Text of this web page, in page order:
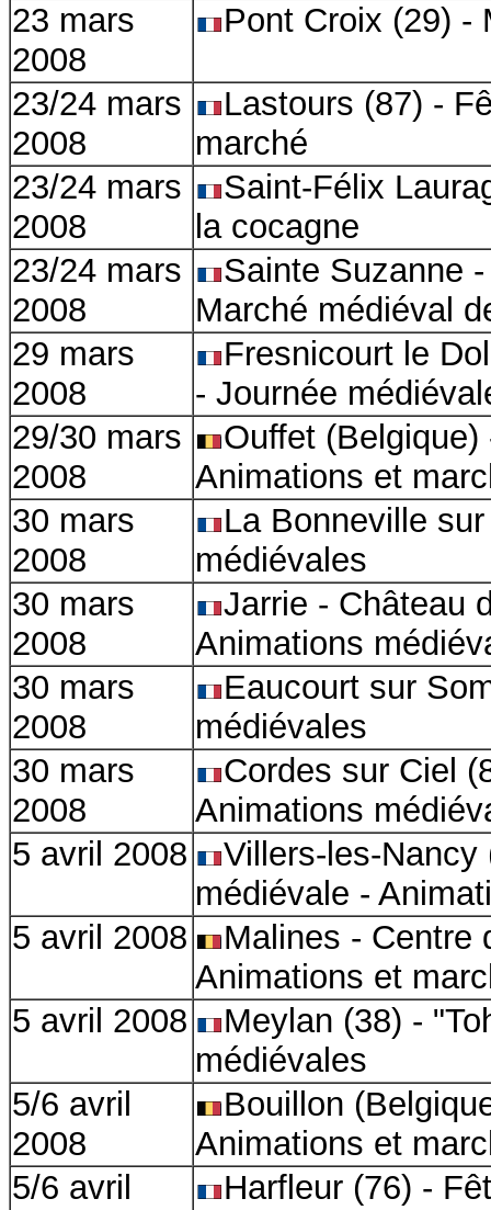
23 mars
2008
Pont Croix (29) -
23/24 mars
2008
Lastours (87) -
marché
23/24 mars
2008
Saint-Félix
la cocagne
23/24 mars
2008
Sainte Suzanne
Marché médiéval
29 mars
2008
Fresnicourt le
- Journée
29/30 mars
2008
Ouffet
Animations et
30 mars
2008
La Bonneville
médiévales
30 mars
2008
Jarrie - Château
Animations
30 mars
2008
Eaucourt sur
médiévales
30 mars
2008
Cordes sur Ciel
Animations
5 avril 2008
Villers-les-
médiévale -
5 avril 2008
Malines - Centre
Animations et
5 avril 2008
Meylan (38) -
médiévales
5/6 avril
2008
Bouillon
Animations et
5/6 avril
Harfleur (76) -